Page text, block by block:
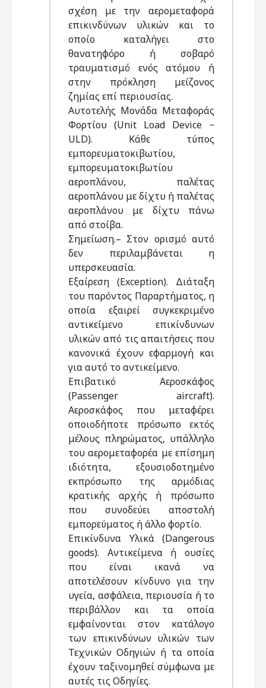
σχέση με την αερομεταφορά
επικινδύνων υλικών και το
οποίο καταλήγει στο
θανατηφόρο ή σοβαρό
τραυματισμό ενός ατόμου ή
στην πρόκληση μείζονος
ζημίας επί περιουσίας.
Αυτοτελής Μονάδα Μεταφοράς
Φορτίου (Unit Load Device −
ULD). Κάθε τύπος
εμπορευματοκιβωτίου,
εμπορευματοκιβωτίου
αεροπλάνου, παλέτας
αεροπλάνου με δίχτυ ή παλέτας
αεροπλάνου με δίχτυ πάνω
από στοίβα.
Σημείωση.– Στον ορισμό αυτό
δεν περιλαμβάνεται η
υπερσκευασία.
Εξαίρεση (Exception). Διάταξη
του παρόντος Παραρτήματος, η
οποία εξαιρεί συγκεκριμένο
αντικείμενο επικίνδυνων
υλικών από τις απαιτήσεις που
κανονικά έχουν εφαρμογή και
για αυτό το αντικείμενο.
Επιβατικό Αεροσκάφος
(Passenger aircraft).
Αεροσκάφος που μεταφέρει
οποιοδήποτε πρόσωπο εκτός
μέλους πληρώματος, υπάλληλο
του αερομεταφορέα με επίσημη
ιδιότητα, εξουσιοδοτημένο
εκπρόσωπο της αρμόδιας
κρατικής αρχής ή πρόσωπο
που συνοδεύει αποστολή
εμπορεύματος ή άλλο φορτίο.
Επικίνδυνα Υλικά (Dangerous
goods). Αντικείμενα ή ουσίες
που είναι ικανά να
αποτελέσουν κίνδυνο για την
υγεία, ασφάλεια, περιουσία ή το
περιβάλλον και τα οποία
εμφαίνονται στον κατάλογο
των επικινδύνων υλικών των
Τεχνικών Οδηγιών ή τα οποία
έχουν ταξινομηθεί σύμφωνα με
αυτές τις Οδηγίες.